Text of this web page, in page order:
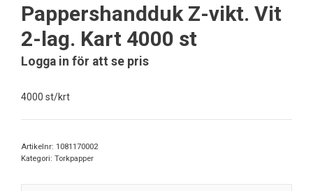
Pappershandduk Z-vikt. Vit
2-lag. Kart 4000 st
Logga in för att se pris
4000 st/krt
Artikelnr: 1081170002
Kategori: Torkpapper